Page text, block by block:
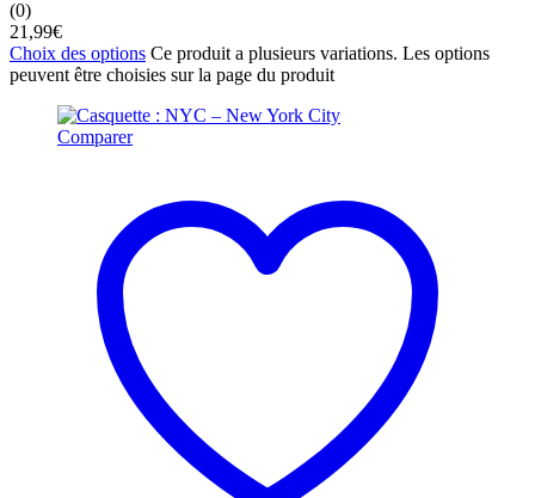
(0)
21,99€
Choix des options Ce produit a plusieurs variations. Les options
peuvent être choisies sur la page du produit
Comparer